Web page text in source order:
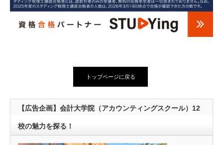
トップページに戻る
【広告企画】会計大学院（アカウンティングスクール）12
校の魅力を探る！